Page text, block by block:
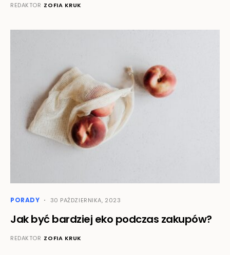
REDAKTOR ZOFIA KRUK
PORADY 30 PAŹDZIERNIKA, 2023
Jak być bardziej eko podczas zakupów?
REDAKTOR ZOFIA KRUK